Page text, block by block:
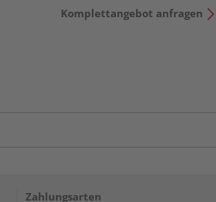
Komplettangebot anfragen
Zahlungsarten